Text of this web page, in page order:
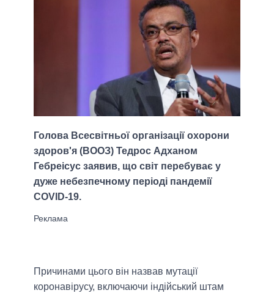
Голова Всесвітньої організації охорони
здоров'я (ВООЗ) Тедрос Адханом
Гебреісус заявив, що світ перебуває у
дуже небезпечному періоді пандемії
COVID-19.
Причинами цього він назвав мутації
коронавірусу, включаючи індійський штам